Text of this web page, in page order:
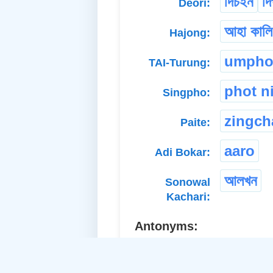
Deori:
Hajong: আহা কালি
TAI-Turung:
Singpho: phot ni
Paite:
Adi Bokar: aaro
Sonowal
Kachari:
আলখন
Antonyms: